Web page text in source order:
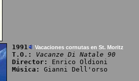
1991 Vacaciones cornutas en St. Moritz
T.O.:
Vacanze Di Natale 90
Director:
Enrico Oldioni
Música:
Gianni Dell'orso